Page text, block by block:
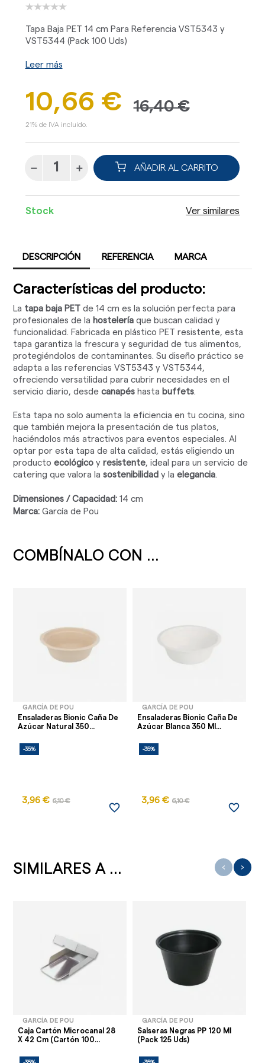
Tapa Baja PET 14 cm Para Referencia VST5343 y
VST5344 (Pack 100 Uds)
Leer más
10,66 € 16,40 €
21% de IVA incluido.
AÑADIR AL CARRITO
Stock Ver similares
DESCRIPCIÓN REFERENCIA MARCA
Características del producto:
La tapa baja PET de 14 cm es la solución perfecta para
profesionales de la hostelería que buscan calidad y
funcionalidad. Fabricada en plástico PET resistente, esta
tapa garantiza la frescura y seguridad de tus alimentos,
protegiéndolos de contaminantes. Su diseño práctico se
adapta a las referencias VST5343 y VST5344,
ofreciendo versatilidad para cubrir necesidades en el
servicio diario, desdecanapés hasta buffets.
Esta tapa no solo aumenta la eficiencia en tu cocina, sino
que también mejora la presentación de tus platos,
haciéndolos más atractivos para eventos especiales. Al
optar por esta tapa de alta calidad, estás eligiendo un
productoecológico yresistente, ideal para un servicio de
catering que valora lasostenibilidad y laelegancia.
Dimensiones / Capacidad: 14 cm
Marca: García de Pou
COMBÍNALO CON ...
GARCÍA DE POU
Ensaladeras Bionic Caña De
Azúcar Natural 350...
-35%
3,96 € 6,10 €
favorite_border
GARCÍA DE POU
Ensaladeras Bionic Caña De
Azúcar Blanca 350 Ml...
-35%
3,96 € 6,10 €
favorite_border
SIMILARES A ...
GARCÍA DE POU
Caja Cartón Microcanal 28
X 42 Cm (Cartón 100...
GARCÍA DE POU
Salseras Negras PP 120 Ml
(Pack 125 Uds)
‹ ›